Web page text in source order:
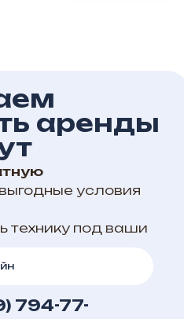
условия
технику под ваши
аренды
794-77-